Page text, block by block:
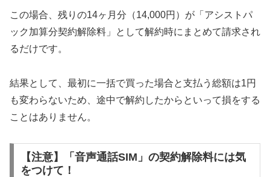
この場合、残りの14ヶ月分（14,000円）が「アシストパ
ック加算分契約解除料」として解約時にまとめて請求され
るだけです。
結果として、最初に一括で買った場合と支払う総額は1円
も変わらないため、途中で解約したからといって損をする
ことはありません。
【注意】「音声通話SIM」の契約解除料には気
をつけて！